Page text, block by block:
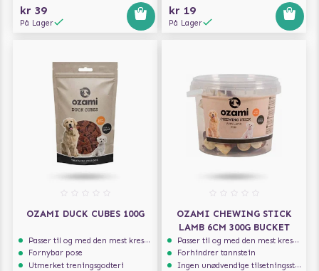
kr 39
På Lager
kr 19
På Lager
OZAMI DUCK CUBES 100G
Passer til og med den mest kresne hunden
Fornybar pose
Utmerket treningsgodteri
OZAMI CHEWING STICK
LAMB 6CM 300G BUCKET
Passer til og med den mest kresne hunden
Forhindrer tannstein
Ingen unødvendige tilsetningsstoffer